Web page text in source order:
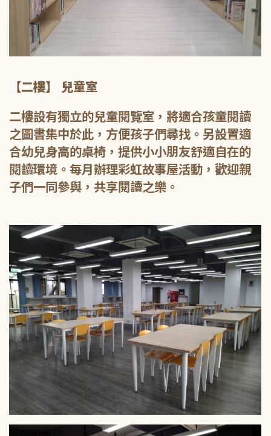
【二樓】 兒童室
二樓設有獨立的兒童閱覽室，將適合孩童閱讀
之圖書集中於此，方便孩子們尋找。另設置適
合幼兒身高的桌椅，提供小小朋友舒適自在的
閱讀環境。每月辦理彩虹故事屋活動，歡迎親
子們一同參與，共享閱讀之樂。